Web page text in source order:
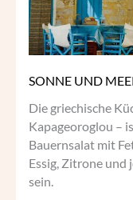
SONNE UND
Die griechische
Kapageoroglou –
Bauernsalat mit
Essig, Zitrone und
sein.